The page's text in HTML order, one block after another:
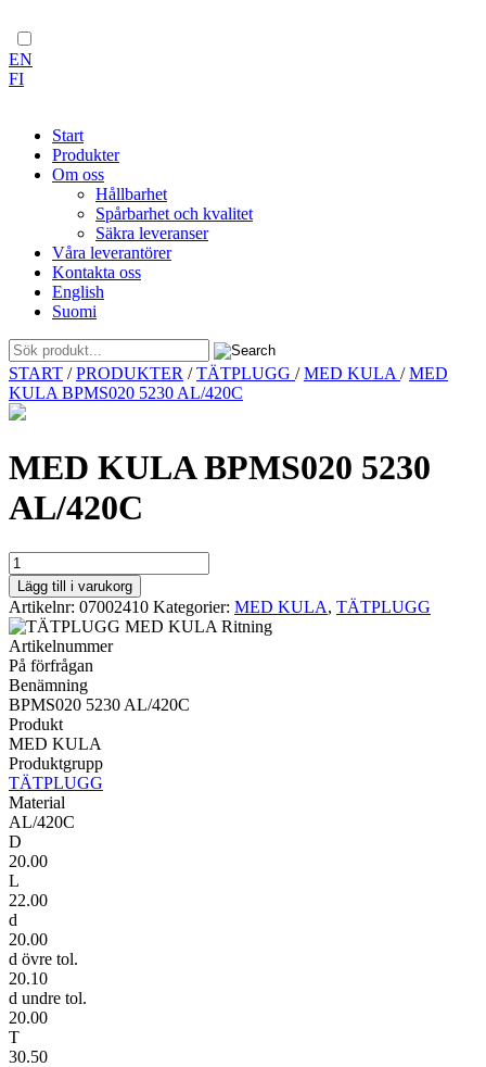
EN
FI
Start
Produkter
Om oss
Hållbarhet
Spårbarhet och kvalitet
Säkra leveranser
Våra leverantörer
Kontakta oss
English
Suomi
Skip
to
content
START /PRODUKTER /TÄTPLUGG /MED KULA /MED
KULA BPMS020 5230 AL/420C
MED KULA BPMS020 5230
AL/420C
MED
KULA
BPMS020
5230
AL/420C
mängd
Lägg till i varukorg
Artikelnr: 07002410 Kategorier: MED KULA, TÄTPLUGG
Artikelnummer
På förfrågan
Benämning
BPMS020 5230 AL/420C
Produkt
MED KULA
Produktgrupp
TÄTPLUGG
Material
AL/420C
D
20.00
L
22.00
d
20.00
d övre tol.
20.10
d undre tol.
20.00
T
30.50